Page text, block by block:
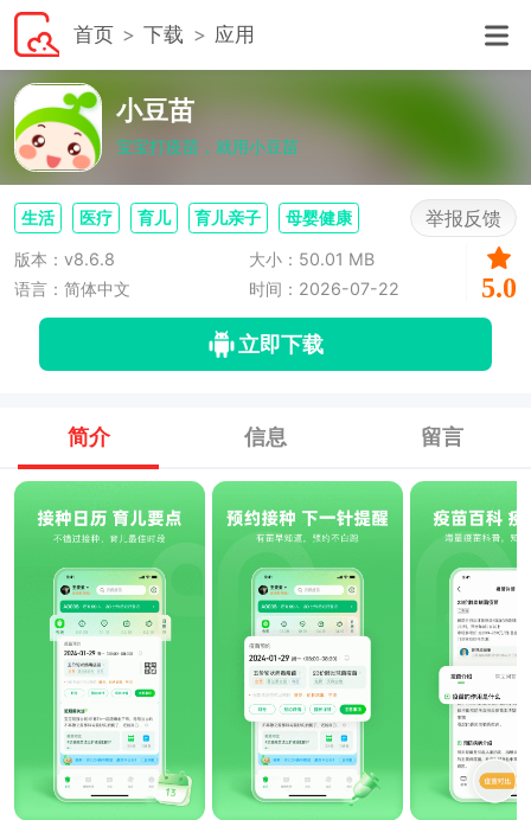
首页 下载 应用
小豆苗
宝宝打疫苗，就用小豆苗
生活 医疗 育儿 育儿亲子 母婴健康 举报反馈
版本：v8.6.8
大小：50.01 MB
语言：简体中文
时间：2026-07-22 5.0
立即下载
简介 信息 留言